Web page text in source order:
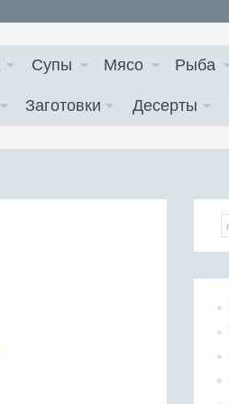
Супы Мясо Рыба
Заготовки Десерты